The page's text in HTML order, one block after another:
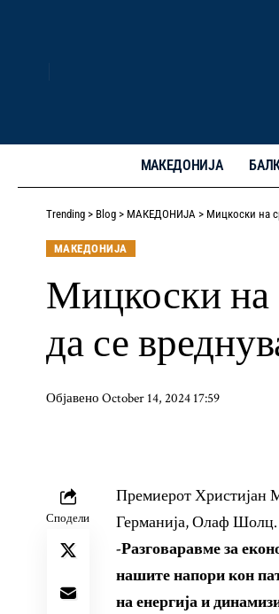
МАКЕДОНИЈА
Trending > Blog > МАКЕДОНИЈА > Мицкоски на
МАКЕДОНИЈА
Мицкоски на
да се
Објавено October 14, 2024 17:59
Сподели
Премиерот Христијан
Германија, Олаф Шолц.
-Разговаравме за
нашите напори кон
на енергија и